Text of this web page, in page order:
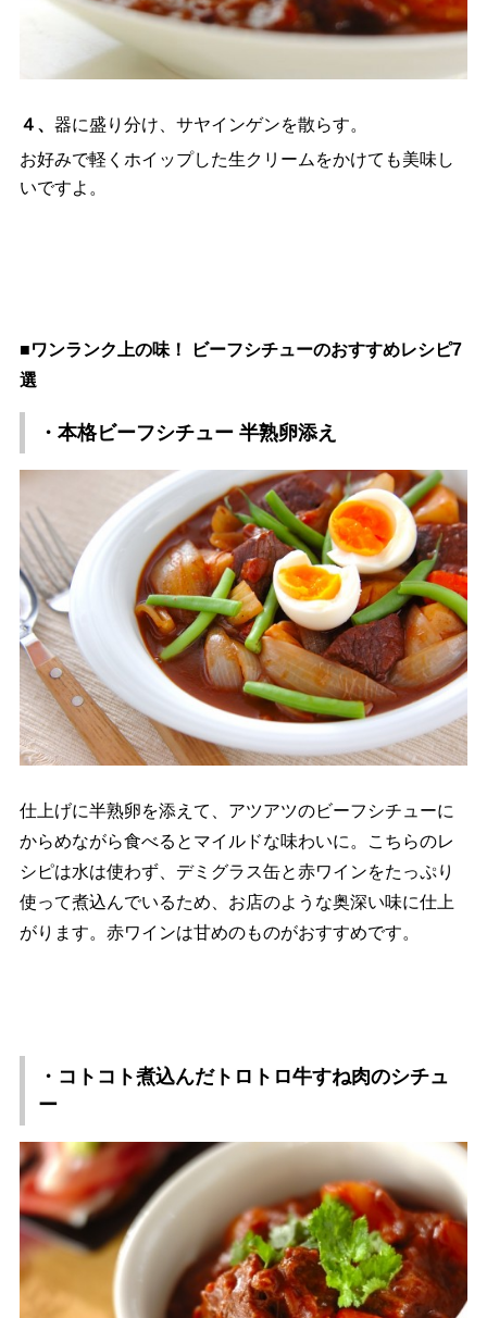
４、 器に盛り分け、サヤインゲンを散らす。
お好みで軽くホイップした生クリームをかけても美味し
いですよ。
■ワンランク上の味！ ビーフシチューのおすすめレシピ7
選
・本格ビーフシチュー 半熟卵添え
仕上げに半熟卵を添えて、アツアツのビーフシチューに
からめながら食べるとマイルドな味わいに。こちらのレ
シピは水は使わず、デミグラス缶と赤ワインをたっぷり
使って煮込んでいるため、お店のような奥深い味に仕上
がります。赤ワインは甘めのものがおすすめです。
・コトコト煮込んだトロトロ牛すね肉のシチュ
ー